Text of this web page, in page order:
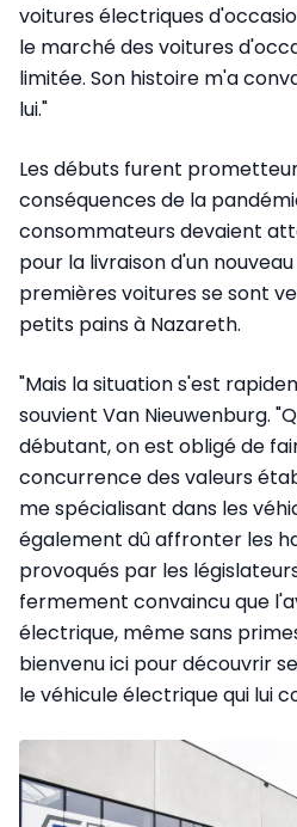
voitures électriques
le marché des voitures
limitée. Son histoire m'a
lui."
Les débuts furent
conséquences de la
consommateurs devaient
pour la livraison d'un
premières voitures se sont
petits pains à Nazareth.
"Mais la situation s'est
souvient Van Nieuwenburg.
débutant, on est obligé de
concurrence des valeurs
me spécialisant dans les
également dû affronter les
provoqués par les
fermement convaincu que
électrique, même sans
bienvenu ici pour découvrir
le véhicule électrique qui lui